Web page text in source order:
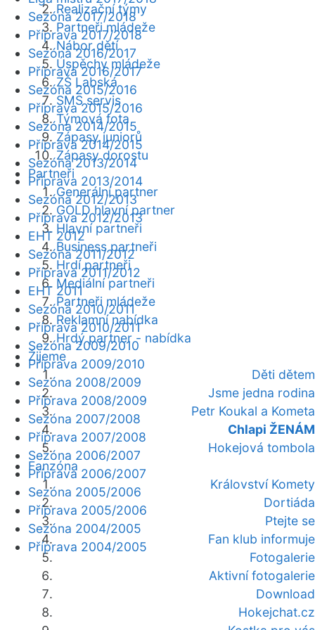
Realizační týmy
Partneři mládeže
Nábor dětí
Úspěchy mládeže
ZŠ Labská
SMS servis
Týmová fota
Zápasy juniorů
Zápasy dorostu
Partneři
Generální partner
GOLD hlavní partner
Hlavní partneři
Business partneři
Hrdí partneři
Mediální partneři
Partneři mládeže
Reklamní nabídka
Hrdý partner - nabídka
Žijeme
Děti dětem
Jsme jedna rodina
Petr Koukal a Kometa
Chlapi ŽENÁM
Hokejová tombola
Fanzóna
Království Komety
Dortiáda
Ptejte se
Fan klub informuje
Fotogalerie
Aktivní fotogalerie
Download
Hokejchat.cz
Sezóna 2017/2018
Příprava 2017/2018
Sezóna 2016/2017
Příprava 2016/2017
Sezóna 2015/2016
Příprava 2015/2016
Sezóna 2014/2015
Příprava 2014/2015
Sezóna 2013/2014
Příprava 2013/2014
Sezóna 2012/2013
Příprava 2012/2013
EHT 2012
Sezóna 2011/2012
Příprava 2011/2012
EHT 2011
Sezóna 2010/2011
Příprava 2010/2011
Sezóna 2009/2010
Příprava 2009/2010
Sezóna 2008/2009
Příprava 2008/2009
Sezóna 2007/2008
Příprava 2007/2008
Sezóna 2006/2007
Příprava 2006/2007
Sezóna 2005/2006
Příprava 2005/2006
Sezóna 2004/2005
Příprava 2004/2005